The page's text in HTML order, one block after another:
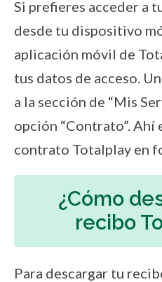
Si prefieres acceder a
desde tu dispositivo
aplicación móvil de
tus datos de acceso.
a la sección de “Mis
opción “Contrato”. Ahí
contrato Totalplay en
¿Cómo
recibo
Para descargar tu